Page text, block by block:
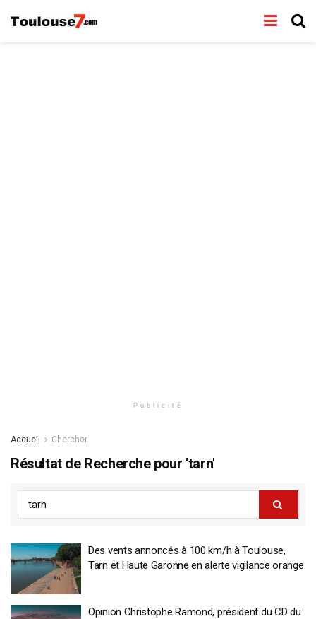
Publicité
Accueil Chercher
Résultat de Recherche pour 'tarn'
Des vents annoncés à 100 km/h à Toulouse,
Tarn et Haute Garonne en alerte vigilance orange
Opinion Christophe Ramond, président du CD du